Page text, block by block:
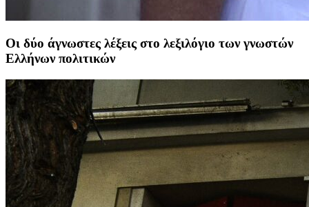
Οι δύο άγνωστες λέξεις στο λεξιλόγιο των γνωστών
Ελλήνων πολιτικών